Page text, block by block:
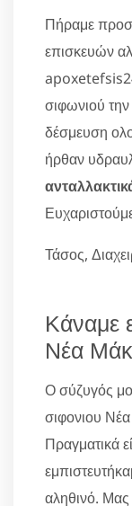
Πήραμε
επισκευών
σιφωνιού την
δέσμευση
ήρθαν
Τάσος,
Κάναμε
Νέα
Ο σύζυγός
σιφονιου
Πραγματικά
αληθινό. Μας